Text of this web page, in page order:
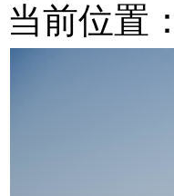
当前位置：